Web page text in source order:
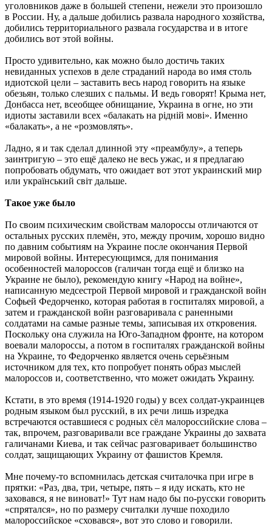
уголовников даже в большей степени, нежели это произошло
в России. Ну, а дальше добились развала народного хозяйства,
добились территориального развала государства и в итоге
добились вот этой войны.
Просто удивительно, как можно было достичь таких
невиданных успехов в деле страданий народа во имя столь
идиотской цели – заставить весь народ говорить на языке
обезьян, только слезших с пальмы. И ведь говорят! Крыма нет,
Донбасса нет, всеобщее обнищание, Украина в огне, но эти
идиоты заставили всех «балакать на рiднiй мовi». Именно
«балакать», а не «розмовлять».
Ладно, я и так сделал длинной эту «преамбулу», а теперь
заинтригую – это ещё далеко не весь ужас, и я предлагаю
попробовать обдумать, что ожидает вот этот украинский мир
или український світ дальше.
Такое уже было
По своим психическим свойствам малороссы отличаются от
остальных русских племён, это, между прочим, хорошо видно
по давним событиям на Украине после окончания Первой
мировой войны. Интересующимся, для понимания
особенностей малороссов (галичан тогда ещё и близко на
Украине не было), рекомендую книгу «Народ на войне»,
написанную медсестрой Первой мировой и гражданской войн
Софьей Федорченко, которая работая в госпиталях мировой, а
затем и гражданской войн разговаривала с раненными
солдатами на самые разные темы, записывая их откровения.
Поскольку она служила на Юго-Западном фронте, на котором
воевали малороссы, а потом в госпиталях гражданской войны
на Украине, то Федорченко является очень серьёзным
источником для тех, кто попробует понять образ мыслей
малороссов и, соответственно, что может ожидать Украину.
Кстати, в это время (1914-1920 годы) у всех солдат-украинцев
родным языком был русский, в их речи лишь изредка
встречаются оставшиеся с родных сёл малороссийские слова –
так, впрочем, разговаривали все граждане Украины до захвата
галичанами Киева, и так сейчас разговаривает большинство
солдат, защищающих Украину от фашистов Кремля.
Мне почему-то вспомнилась детская считалочка при игре в
прятки: «Раз, два, три, четыре, пять – я иду искать, кто не
заховався, я не виноват!» Тут нам надо бы по-русски говорить
«спрятался», но по размеру считалки лучше походило
малороссийское «сховався», вот это слово и говорили.